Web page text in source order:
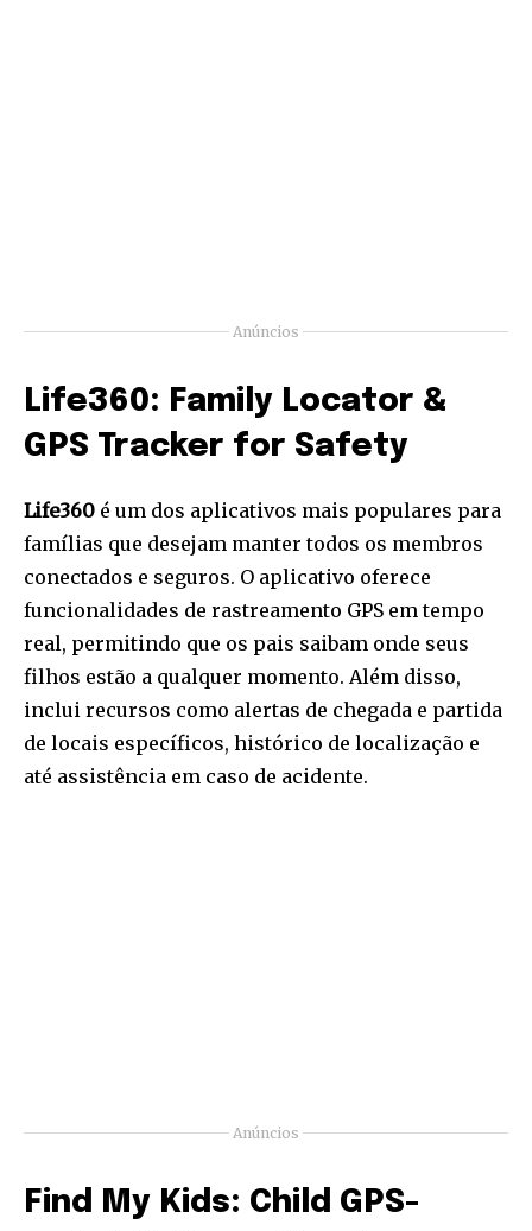
Anúncios
Life360: Family Locator &
GPS Tracker for Safety
Life360 é um dos aplicativos mais populares para
famílias que desejam manter todos os membros
conectados e seguros. O aplicativo oferece
funcionalidades de rastreamento GPS em tempo
real, permitindo que os pais saibam onde seus
filhos estão a qualquer momento. Além disso,
inclui recursos como alertas de chegada e partida
de locais específicos, histórico de localização e
até assistência em caso de acidente.
Anúncios
Find My Kids: Child GPS-